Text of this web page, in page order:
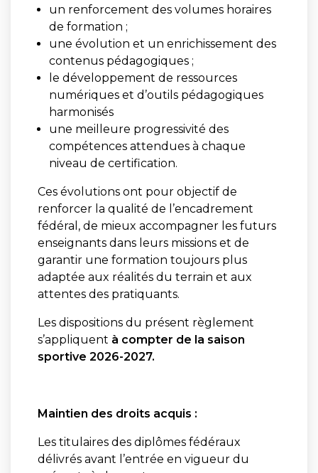
un renforcement des volumes horaires
de formation ;
une évolution et un enrichissement des
contenus pédagogiques ;
le développement de ressources
numériques et d’outils pédagogiques
harmonisés
une meilleure progressivité des
compétences attendues à chaque
niveau de certification.
Ces évolutions ont pour objectif de
renforcer la qualité de l’encadrement
fédéral, de mieux accompagner les futurs
enseignants dans leurs missions et de
garantir une formation toujours plus
adaptée aux réalités du terrain et aux
attentes des pratiquants.
Les dispositions du présent règlement
s’appliquent à compter de la saison
sportive 2026-2027.
Maintien des droits acquis :
Les titulaires des diplômes fédéraux
délivrés avant l’entrée en vigueur du